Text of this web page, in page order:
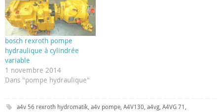
bosch rexroth pompe
hydraulique à cylindrée
variable
1 novembre 2014
Dans "pompe hydraulique"
a4v 56 rexroth hydromatik, a4v pompe, A4V130, a4vg, A4VG 71,